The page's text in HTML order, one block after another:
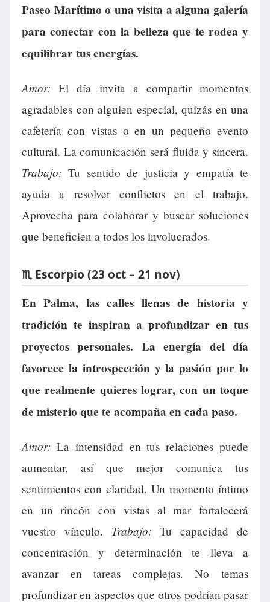
Paseo Marítimo o una visita a alguna galería
para conectar con la belleza que te rodea y
equilibrar tus energías.
Amor: El día invita a compartir momentos
agradables con alguien especial, quizás en una
cafetería con vistas o en un pequeño evento
cultural. La comunicación será fluida y sincera.
Trabajo: Tu sentido de justicia y empatía te
ayuda a resolver conflictos en el trabajo.
Aprovecha para colaborar y buscar soluciones
que beneficien a todos los involucrados.
♏ Escorpio (23 oct – 21 nov)
En Palma, las calles llenas de historia y
tradición te inspiran a profundizar en tus
proyectos personales. La energía del día
favorece la introspección y la pasión por lo
que realmente quieres lograr, con un toque
de misterio que te acompaña en cada paso.
Amor: La intensidad en tus relaciones puede
aumentar, así que mejor comunica tus
sentimientos con claridad. Un momento íntimo
en un rincón con vistas al mar fortalecerá
vuestro vínculo. Trabajo: Tu capacidad de
concentración y determinación te lleva a
avanzar en tareas complejas. No temas
profundizar en aspectos que otros podrían pasar